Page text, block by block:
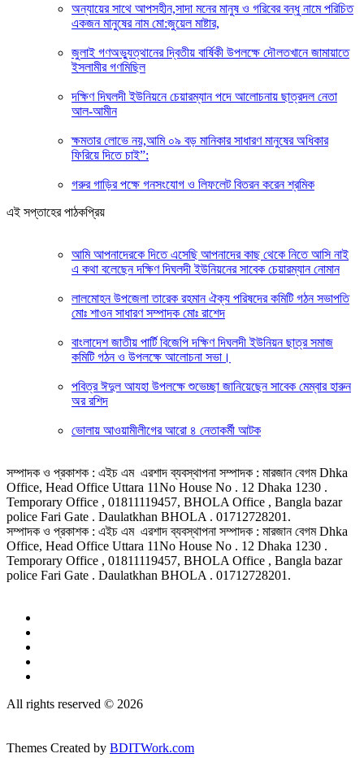
অন্যায়ের সাথে আপসহীন,সাদা মনের মানুষ ও গরিবের বন্ধু নামে পরিচিত
একজন মানুষের নাম মো:জুয়েল মাষ্টার,
জুলাই গণঅভ্যুত্থানের দ্বিতীয় বার্ষিকী উপলক্ষে দৌলতখানে জামায়াতে
ইসলামীর গণমিছিল
দক্ষিণ দিঘলদী ইউনিয়নে চেয়ারম্যান পদে আলোচনায় ছাত্রদল নেতা
আল-আমীন
ক্ষমতার লোভে নয়,আমি ০৯ বড় মানিকার সাধারণ মানুষের অধিকার
ফিরিয়ে দিতে চাই”:
গরুর গাড়ির পক্ষে গনসংযোগ ও লিফলেট বিতরন করেন শ্রমিক
এই সপ্তাহের পাঠকপ্রিয়
আমি আপনাদেরকে দিতে এসেছি আপনাদের কাছ থেকে নিতে আসি নাই
এ কথা বলেছেন দক্ষিণ দিঘলদী ইউনিয়নের সাবেক চেয়ারম্যান নোমান
লালমোহন উপজেলা তারেক রহমান ঐক্য পরিষদের কমিটি গঠন সভাপতি
মোঃ শাওন সাধারণ সম্পাদক মোঃ রাশেদ
বাংলাদেশ জাতীয় পার্টি বিজেপি দক্ষিণ দিঘলদী ইউনিয়ন ছাত্র সমাজ
কমিটি গঠন ও উপলক্ষে আলোচনা সভা।
পবিত্র ঈদুল আযহা উপলক্ষে শুভেচ্ছা জানিয়েছেন সাবেক মেম্বার হারুন
অর রশিদ
ভোলায় আওয়ামীলীগের আরো ৪ নেতাকর্মী আটক
সম্পাদক ও প্রকাশক : এইচ এম এরশাদ ব্যবস্থাপনা সম্পাদক : মারজান বেগম Dhka
Office, Head Office Uttara 11No House No . 12 Dhaka 1230 .
Temporary Office , 01811119457, BHOLA Office , Bangla bazar
police Fari Gate . Daulatkhan BHOLA . 01712728201.
সম্পাদক ও প্রকাশক : এইচ এম এরশাদ ব্যবস্থাপনা সম্পাদক : মারজান বেগম Dhka
Office, Head Office Uttara 11No House No . 12 Dhaka 1230 .
Temporary Office , 01811119457, BHOLA Office , Bangla bazar
police Fari Gate . Daulatkhan BHOLA . 01712728201.
All rights reserved © 2026
Themes Created by BDITWork.com